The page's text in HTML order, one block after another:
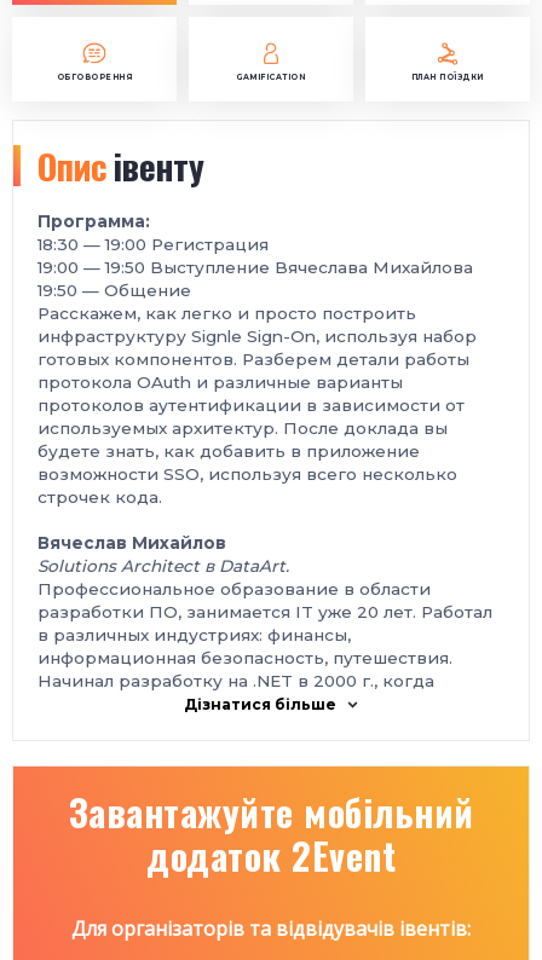
ОБГОВОРЕННЯ GAMIFICATION ПЛАН ПОЇЗДКИ
Описівенту
Программа:
18:30 — 19:00 Регистрация
19:00 — 19:50 Выступление Вячеслава Михайлова
19:50 — Общение
Расскажем, как легко и просто построить
инфраструктуру Signle Sign-On, используя набор
готовых компонентов. Разберем детали работы
протокола OAuth и различные варианты
протоколов аутентификации в зависимости от
используемых архитектур. После доклада вы
будете знать, как добавить в приложение
возможности SSO, используя всего несколько
строчек кода.
Вячеслав Михайлов
Solutions Architect в DataArt.
Профессиональное образование в области
разработки ПО, занимается IT уже 20 лет. Работал
в различных индустриях: финансы,
информационная безопасность, путешествия.
Начинал разработку на .NET в 2000 г., когда
появились первые бета-версии. Богатый опыт
переработки устаревших сложных легаси-систем и
заканчивая проектированием и разработкой
современных масштабируемых микросервисных
приложений с минимальным временем простоя.
Что такое OAuth2 и Open ID Connect.
Дізнатися більше
Завантажуйте мобільний
додаток 2Event
Для організаторів та відвідувачів івентів: